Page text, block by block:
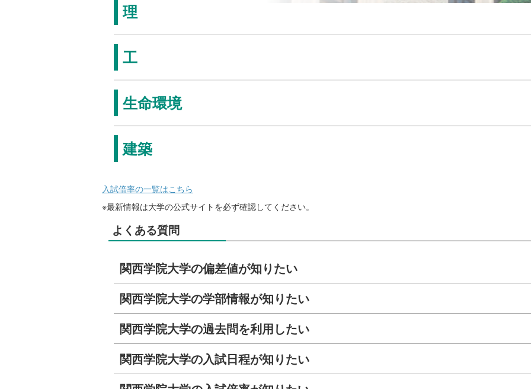
理
工
生命環境
建築
入試倍率の一覧はこちら
※最新情報は大学の公式サイトを必ず確認してください。
よくある質問
関西学院大学の偏差値が知りたい
関西学院大学の学部情報が知りたい
関西学院大学の過去問を利用したい
関西学院大学の入試日程が知りたい